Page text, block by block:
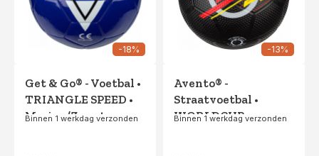
-18%
Get & Go® - Voetbal •
TRIANGLE SPEED •
Marine/Zwart
Binnen 1 werkdag verzonden
-13%
Avento® -
Straatvoetbal •
WORLDCUP •
Binnen 1 werkdag verzonden